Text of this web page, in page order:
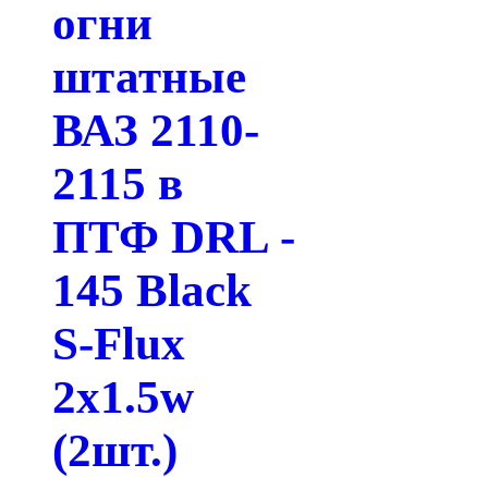
огни
штатные
ВАЗ 2110-
2115 в
ПТФ DRL -
145 Black
S-Flux
2x1.5w
(2шт.)